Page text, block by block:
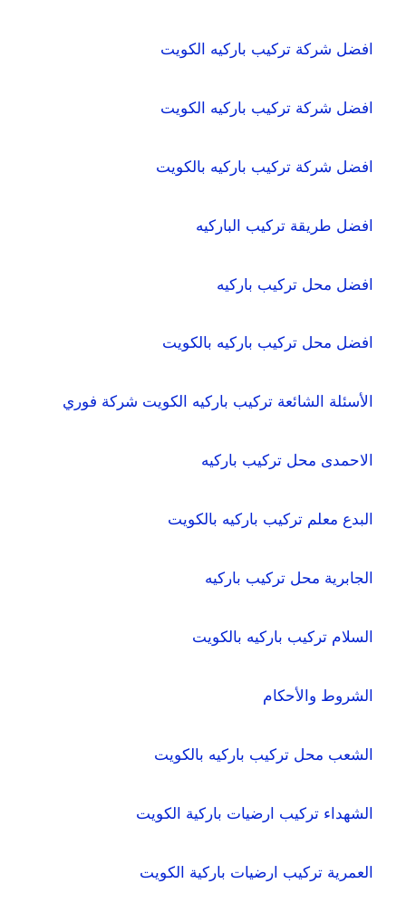
افضل شركة تركيب باركيه الكويت
افضل شركة تركيب باركيه الكويت
افضل شركة تركيب باركيه بالكويت
افضل طريقة تركيب الباركيه
افضل محل تركيب باركيه
افضل محل تركيب باركيه بالكويت
الأسئلة الشائعة تركيب باركيه الكويت شركة فوري
الاحمدى محل تركيب باركيه
البدع معلم تركيب باركيه بالكويت
الجابرية محل تركيب باركيه
السلام تركيب باركيه بالكويت
الشروط والأحكام
الشعب محل تركيب باركيه بالكويت
الشهداء تركيب ارضيات باركية الكويت
العمرية تركيب ارضيات باركية الكويت